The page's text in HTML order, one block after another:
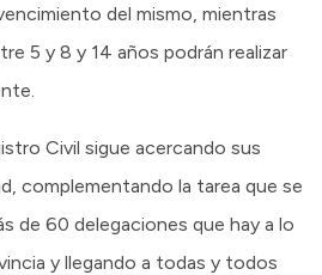
del mismo, mientras
5 y 8 y 14 años podrán realizar
Civil sigue acercando sus
complementando la tarea que se
de 60 delegaciones que hay a lo
y llegando a todas y todos